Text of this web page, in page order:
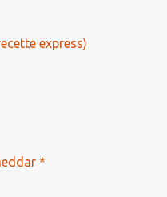
express)
*